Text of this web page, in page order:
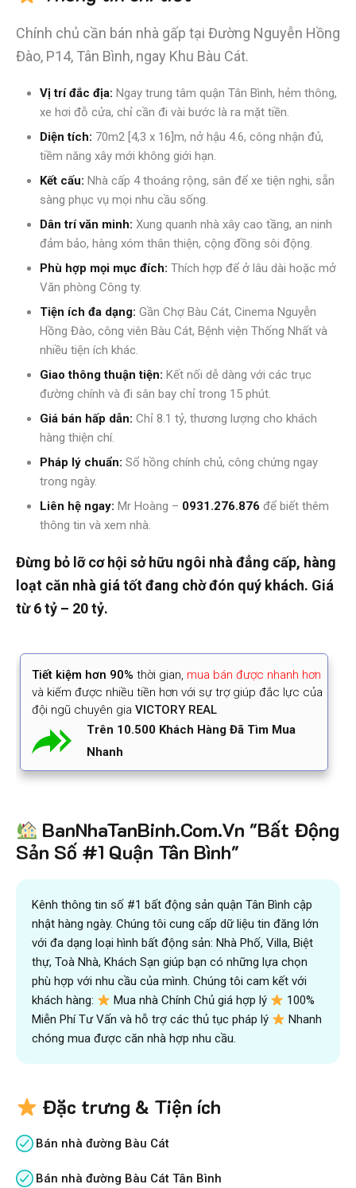
Chính chủ cần bán nhà gấp tại Đường Nguyễn Hồng
Đào, P14, Tân Bình, ngay Khu Bàu Cát.
Vị trí đắc địa: Ngay trung tâm quận Tân Bình, hẻm thông,
xe hơi đỗ cửa, chỉ cần đi vài bước là ra mặt tiền.
Diện tích: 70m2 [4,3 x 16]m, nở hậu 4.6, công nhận đủ,
tiềm năng xây mới không giới hạn.
Kết cấu: Nhà cấp 4 thoáng rộng, sân để xe tiện nghi, sẵn
sàng phục vụ mọi nhu cầu sống.
Dân trí văn minh: Xung quanh nhà xây cao tầng, an ninh
đảm bảo, hàng xóm thân thiện, cộng đồng sôi động.
Phù hợp mọi mục đích: Thích hợp để ở lâu dài hoặc mở
Văn phòng Công ty.
Tiện ích đa dạng: Gần Chợ Bàu Cát, Cinema Nguyễn
Hồng Đào, công viên Bàu Cát, Bệnh viện Thống Nhất và
nhiều tiện ích khác.
Giao thông thuận tiện: Kết nối dễ dàng với các trục
đường chính và đi sân bay chỉ trong 15 phút.
Giá bán hấp dẫn: Chỉ 8.1 tỷ, thương lượng cho khách
hàng thiện chí.
Pháp lý chuẩn: Sổ hồng chính chủ, công chứng ngay
trong ngày.
Liên hệ ngay: Mr Hoàng – 0931.276.876 để biết thêm
thông tin và xem nhà.
Đừng bỏ lỡ cơ hội sở hữu ngôi nhà đẳng cấp, hàng
loạt căn nhà giá tốt đang chờ đón quý khách. Giá
từ 6 tỷ – 20 tỷ.
Tiết kiệm hơn 90% thời gian, mua bán được nhanh hơn
và kiếm được nhiều tiền hơn với sự trợ giúp đắc lực của
đội ngũ chuyên gia VICTORY REAL
Trên 10.500 Khách Hàng Đã Tìm Mua
Nhanh
BanNhaTanBinh.Com.Vn "Bất Động
Sản Số #1 Quận Tân Bình"
Kênh thông tin số #1 bất động sản quận Tân Bình cập
nhật hàng ngày. Chúng tôi cung cấp dữ liệu tin đăng lớn
với đa dạng loại hình bất động sản: Nhà Phố, Villa, Biệt
thự, Toà Nhà, Khách Sạn giúp bạn có những lựa chọn
phù hợp với nhu cầu của mình. Chúng tôi cam kết với
khách hàng:
Mua nhà Chính Chủ giá hợp lý
100%
Miễn Phí Tư Vấn và hỗ trợ các thủ tục pháp lý
Nhanh
chóng mua được căn nhà hợp nhu cầu.
Đặc trưng & Tiện ích
Bán nhà đường Bàu Cát
Bán nhà đường Bàu Cát Tân Bình